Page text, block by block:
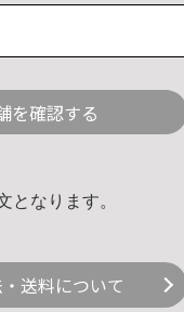
を確認する
となります。
送料について